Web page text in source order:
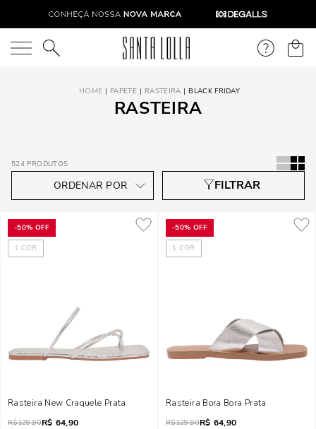
O que você está procurando?
PAPETE RASTEIRA BLACK FRIDAY
RASTEIRA
524 PRODUTOS
-50% OFF
1 COR
Rasteira New Craquele Prata
R$129,90R$ 64,90
-50% OFF
1 COR
Rasteira Bora Bora Prata
R$129,90R$ 64,90